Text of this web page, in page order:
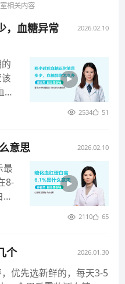
相关内容
，血糖异常
2026.02.10
糖
2534 51
意思 2026.02.10
最
8-
2110 65
个 2026.01.30
优先选新鲜的，每天3-5